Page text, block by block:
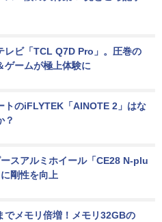
レビ「TCL Q7D Pro」。圧巻の
ゲームが極上体験に
トのiFLYTEK「AINOTE 2」はな
？
スアルミホイール「CE28 N-plu
剛性を向上
でメモリ倍増！メモリ32GBの